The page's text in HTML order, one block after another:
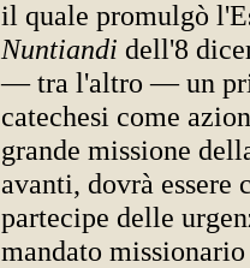
il quale promulgò
Nuntiandi dell'8
— tra l'altro — un
catechesi come
grande missione
avanti, dovrà essere
partecipe delle
mandato